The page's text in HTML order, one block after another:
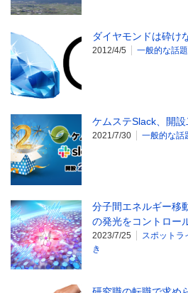
ダイヤモンドは砕け
2012/4/5 一般的な話題
ケムステSlack、開設
2021/7/30 一般的な話
分子間エネルギー移
の発光をコントロー
2023/7/25 スポットラ
き